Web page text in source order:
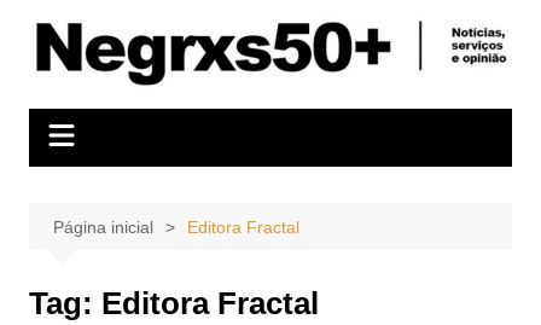
conteúdo
Página inicial Editora Fractal
Tag: Editora Fractal